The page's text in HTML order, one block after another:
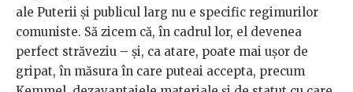
ale Puterii și publicul larg nu e specific regimurilor
comuniste. Să zicem că, în cadrul lor, el devenea
perfect străveziu – și, ca atare, poate mai ușor de
gripat, în măsura în care puteai accepta, precum